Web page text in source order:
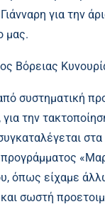
για την
μας.
Βόρειας
συστηματική
την
όπως είχαμε
σωστή